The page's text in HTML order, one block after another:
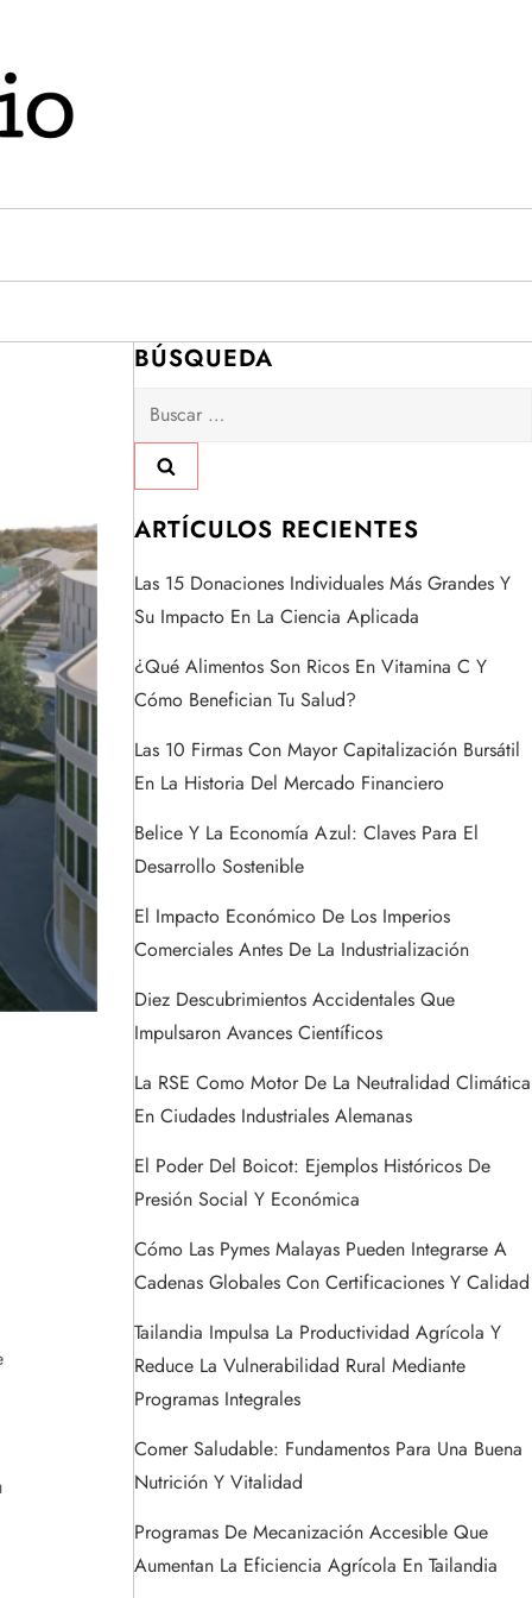
BÚSQUEDA
Buscar:
ARTÍCULOS RECIENTES
Las 15 Donaciones Individuales Más Grandes Y
Su Impacto En La Ciencia Aplicada
¿Qué Alimentos Son Ricos En Vitamina C Y
Cómo Benefician Tu Salud?
Las 10 Firmas Con Mayor Capitalización Bursátil
En La Historia Del Mercado Financiero
Belice Y La Economía Azul: Claves Para El
Desarrollo Sostenible
El Impacto Económico De Los Imperios
Comerciales Antes De La Industrialización
Diez Descubrimientos Accidentales Que
Impulsaron Avances Científicos
La RSE Como Motor De La Neutralidad Climática
En Ciudades Industriales Alemanas
El Poder Del Boicot: Ejemplos Históricos De
Presión Social Y Económica
Cómo Las Pymes Malayas Pueden Integrarse A
Cadenas Globales Con Certificaciones Y Calidad
Tailandia Impulsa La Productividad Agrícola Y
Reduce La Vulnerabilidad Rural Mediante
Programas Integrales
Comer Saludable: Fundamentos Para Una Buena
Nutrición Y Vitalidad
Programas De Mecanización Accesible Que
Aumentan La Eficiencia Agrícola En Tailandia